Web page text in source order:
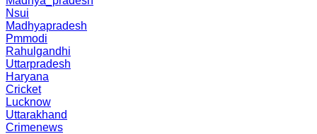
Nsui
Madhyapradesh
Pmmodi
Rahulgandhi
Uttarpradesh
Haryana
Cricket
Lucknow
Uttarakhand
Crimenews